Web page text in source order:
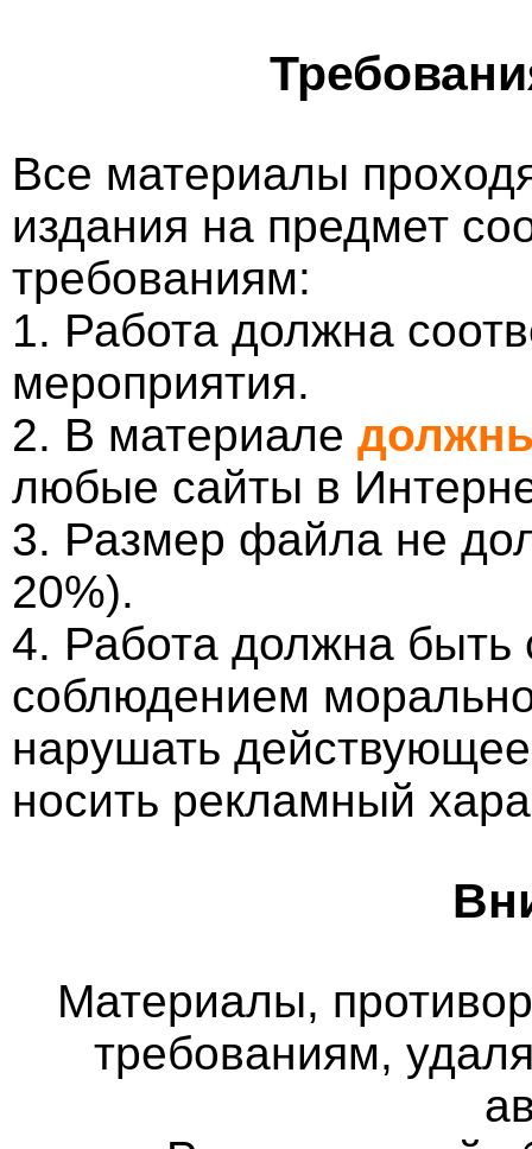
Все материалы
издания на предмет
требованиям:
1. Работа должна
мероприятия.
2. В материале
любые сайты в
3. Размер файла не
20%).
4. Работа должна
соблюдением
нарушать
носить рекламный
Материалы,
требованиям,